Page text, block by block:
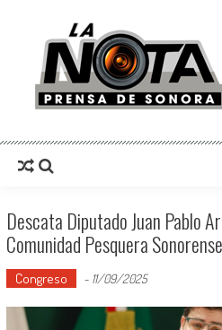
La Nota Prensa De
Descata Diputado Juan Pablo
Comunidad Pesquera Sonorense
Congreso - 11/09/2025